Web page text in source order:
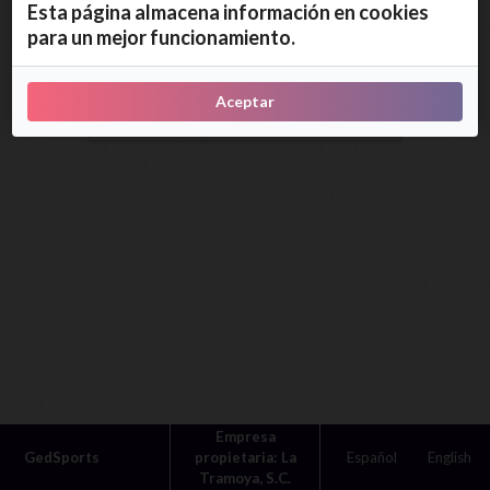
persona
0.00€
GedSports
Empresa
propietaria: La
Tramoya, S.C.
Español English
Esta página almacena información en cookies
para un mejor funcionamiento.
Aceptar